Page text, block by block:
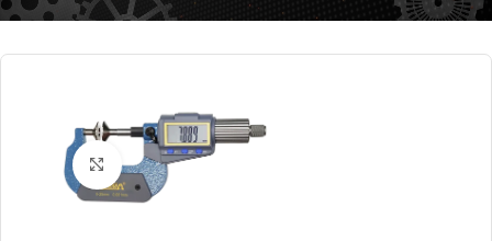
Click to enlarge